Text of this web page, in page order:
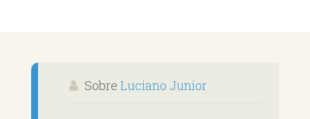
Sobre Luciano Junior